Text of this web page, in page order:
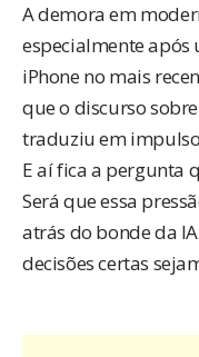
A demora em
especialmente após
iPhone no mais
que o discurso
traduziu em
E aí fica a pergunta
Será que essa
atrás do bonde da
decisões certas